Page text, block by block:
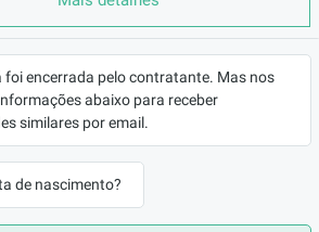
foi encerrada pelo contratante. Mas nos
abaixo para receber
similares por email.
de nascimento?